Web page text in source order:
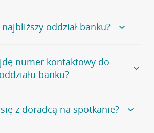
oddział banku?
naszego banku, zapraszamy na
, na której znajduje się
numer kontaktowy do
oddziału banku?
nie udostępnia ogólnego numeru
bankowej.
z doradcą na spotkanie?